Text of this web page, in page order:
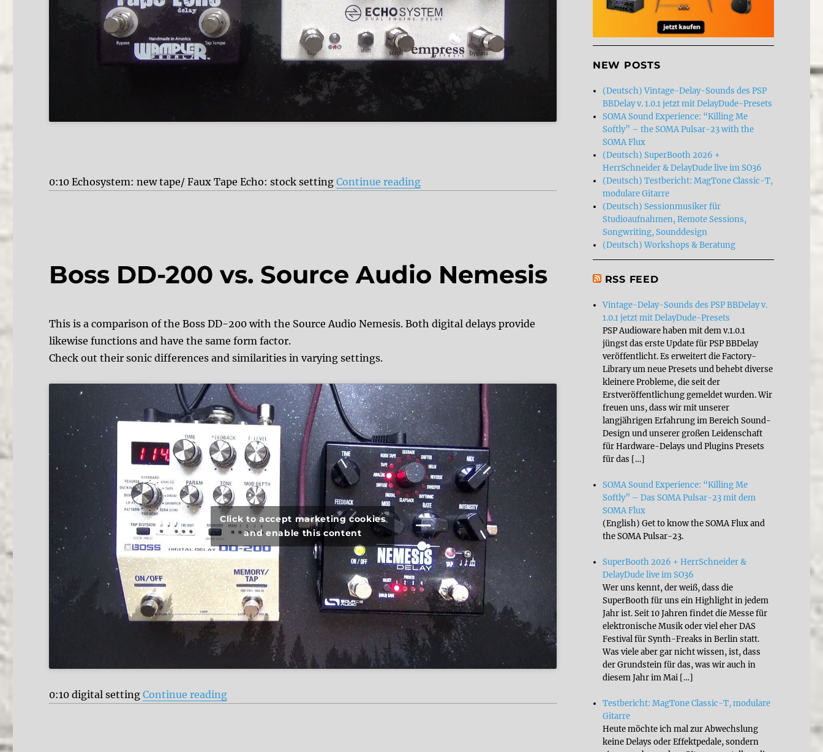
0:10 Echosystem: new tape/ Faux Tape Echo: stock settingContinue reading“Empress Echosystem vs. Wampler Faux Tape Echo”
Boss DD-200 vs. Source Audio Nemesis
This is a comparison of the Boss DD-200 with the Source Audio Nemesis. Both digital delays provide
likewise functions and have the same form factor.
Check out their sonic differences and similarities in varying settings.
Click to accept marketing cookies
and enable this content
0:10 digital settingContinue reading“Boss DD-200 vs. Source Audio Nemesis”
NEW POSTS
(Deutsch) Vintage-Delay-Sounds des PSP
BBDelay v. 1.0.1 jetzt mit DelayDude-Presets
SOMA Sound Experience: “Killing Me
Softly” – the SOMA Pulsar-23 with the
SOMA Flux
(Deutsch) SuperBooth 2026 +
HerrSchneider & DelayDude live im SO36
(Deutsch) Testbericht: MagTone Classic-T,
modulare Gitarre
(Deutsch) Sessionmusiker für
Studioaufnahmen, Remote Sessions,
Songwriting, Sounddesign
(Deutsch) Workshops & Beratung
RSS FEED
Vintage-Delay-Sounds des PSP BBDelay v.
1.0.1 jetzt mit DelayDude-Presets
PSP Audioware haben mit dem v.1.0.1
jüngst das erste Update für PSP BBDelay
veröffentlicht. Es erweitert die Factory-
Library um neue Presets und behebt diverse
kleinere Probleme, die seit der
Erstveröffentlichung gemeldet wurden. Wir
freuen uns, dass wir mit unserer
langjährigen Erfahrung im Bereich Sound-
Design und unserer großen Leidenschaft
für Hardware-Delays und Plugins Presets
für das […]
SOMA Sound Experience: “Killing Me
Softly” – Das SOMA Pulsar-23 mit dem
SOMA Flux
(English) Get to know the SOMA Flux and
the SOMA Pulsar-23.
SuperBooth 2026 + HerrSchneider &
DelayDude live im SO36
Wer uns kennt, der weiß, dass die
SuperBooth für uns ein Highlight in jedem
Jahr ist. Seit 10 Jahren findet die Messe für
elektronische Musik oder viel eher DAS
Festival für Synth-Freaks in Berlin statt.
Was viele aber gar nicht wissen, ist, dass
der Grundstein für das, was wir auch in
diesem Jahr im Mai […]
Testbericht: MagTone Classic-T, modulare
Gitarre
Heute möchte ich mal zur Abwechslung
keine Delays oder Effektpedale, sondern